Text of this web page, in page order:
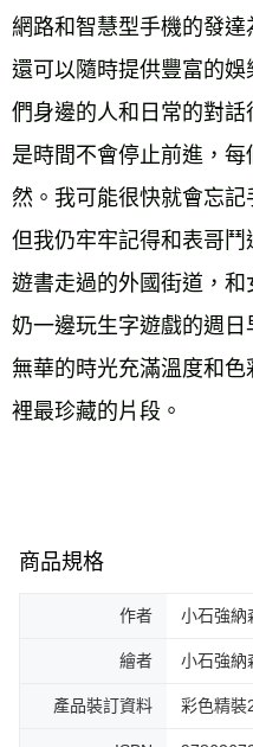
網路和智慧型手機的發達
還可以隨時提供豐富的
們身邊的人和日常的對
是時間不會停止前進，
然。我可能很快就會忘記
但我仍牢牢記得和表哥
遊書走過的外國街道，
奶一邊玩生字遊戲的週
無華的時光充滿溫度和
裡最珍藏的片段。
商品規格
作者 小石強納
繪者 小石強納
產品裝訂資料 彩色精裝